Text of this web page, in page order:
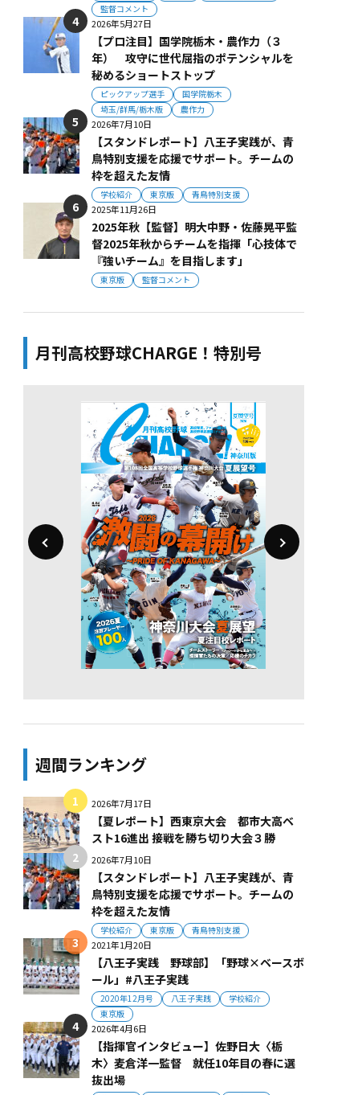
監督コメント
2026年5月27日
【プロ注目】国学院栃木・農作力（３
年） 攻守に世代屈指のポテンシャルを
秘めるショートストップ
ピックアップ選手
国学院栃木
埼玉/群馬/栃木版
農作力
2026年7月10日
【スタンドレポート】八王子実践が、青
鳥特別支援を応援でサポート。チームの
枠を超えた友情
学校紹介 東京版 青鳥特別支援
2025年11月26日
2025年秋【監督】明大中野・佐藤晃平監
督2025年秋からチームを指揮「心技体で
『強いチーム』を目指します」
東京版 監督コメント
月刊高校野球CHARGE！特別号
週間ランキング
2026年7月17日
【夏レポート】西東京大会 都市大高ベ
スト16進出 接戦を勝ち切り大会３勝
2026年7月10日
【スタンドレポート】八王子実践が、青
鳥特別支援を応援でサポート。チームの
枠を超えた友情
学校紹介 東京版 青鳥特別支援
2021年1月20日
【八王子実践 野球部】「野球×ベースボ
ール」#八王子実践
2020年12月号 八王子実践
学校紹介
東京版
2026年4月6日
【指揮官インタビュー】佐野日大〈栃
木〉麦倉洋一監督 就任10年目の春に選
抜出場